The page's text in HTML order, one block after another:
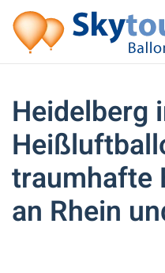
Zum Hauptinhalt
Heidelberg
traumhafte
an Rhein